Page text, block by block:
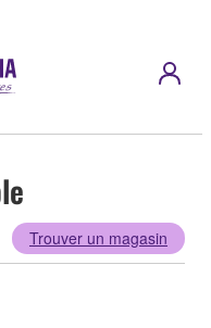
Trouver un magasin